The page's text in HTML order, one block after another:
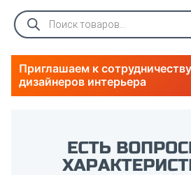
Поиск
товаров
Приглашаем к
дизайнеров интерьера